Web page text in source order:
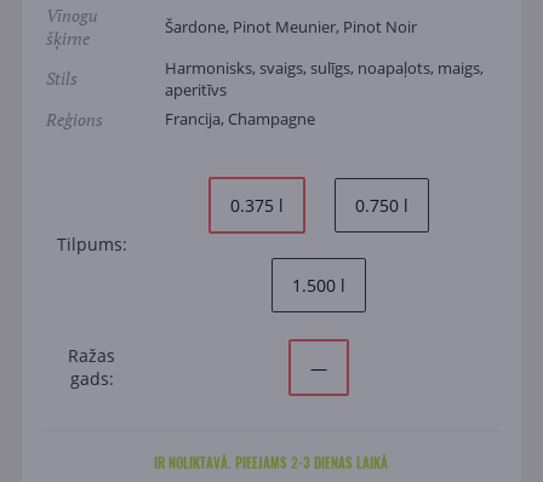
Vīnogu
šķirne
Šardone, Pinot Meunier, Pinot Noir
Stils
Harmonisks, svaigs, sulīgs, noapaļots, maigs,
aperitīvs
Reģions Francija, Champagne
Tilpums:
0.375 l 0.750 l
1.500 l
Ražas
gads:
—
IR NOLIKTAVĀ. PIEEJAMS 2-3 DIENAS LAIKĀ